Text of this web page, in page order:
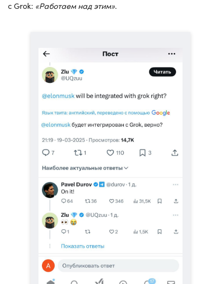
с Grok: «Работаем над этим».